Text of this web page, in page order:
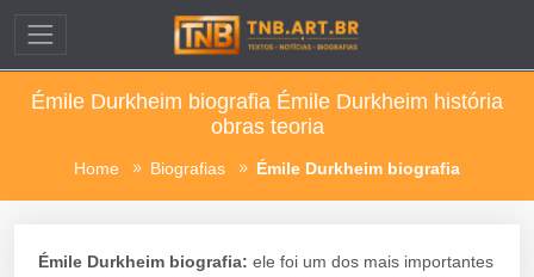
Émile Durkheim biografia Émile Durkheim história
obras teoria
Home Biografias Émile Durkheim biografia
Émile Durkheim biografia: ele foi um dos mais importantes